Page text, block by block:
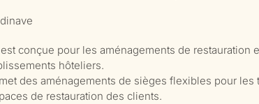
conçue pour les aménagements de restauration
hôteliers.
des aménagements de sièges flexibles pour les
de restauration des clients.